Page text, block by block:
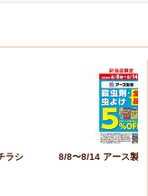
ラシ 8/8〜8/14 アース製薬